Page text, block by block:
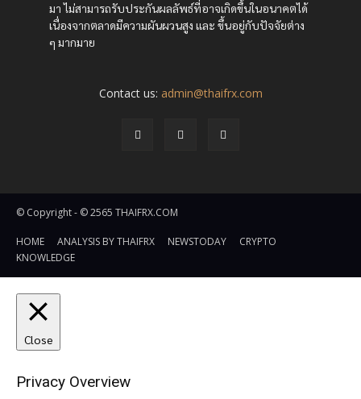
มา ไม่สามารถรับประกันผลลัพธ์ที่อาจเกิดขึ้นในอนาคตได้
เนื่องจากตลาดมีความผันผวนสูง และ ขึ้นอยู่กับปัจจัยต่าง
ๆ มากมาย
Contact us: admin@thaifrx.com
© Copyright - © 2565 THAIFRX.COM
HOME ANALYSIS BY THAIFRX NEWSTODAY
CRYPTO
KNOWLEDGE
Close
Privacy Overview